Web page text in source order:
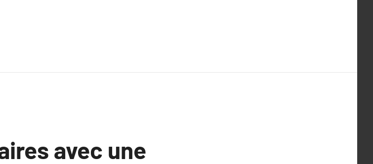
avec une